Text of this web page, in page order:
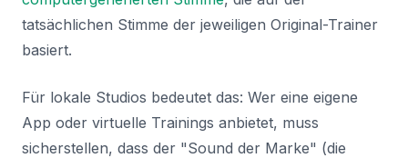
tatsächlichen Stimme der jeweiligen Original-Trainer
basiert.
Für lokale Studios bedeutet das: Wer eine eigene
App oder virtuelle Trainings anbietet, muss
sicherstellen, dass der "Sound der Marke" (die